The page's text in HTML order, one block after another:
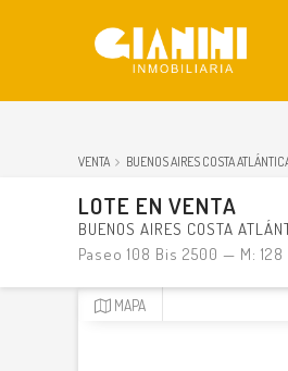
VENTA BUENOS AIRES COSTA
LOTE EN VENTA
BUENOS AIRES COSTA
Paseo 108 Bis 2500 — M:
MAPA